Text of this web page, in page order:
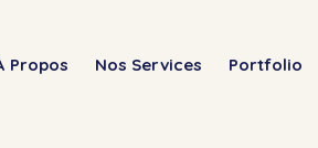
Propos Nos Services Portfolio